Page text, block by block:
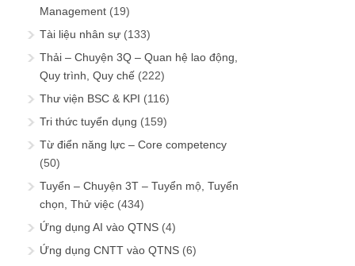
Management (19)
Tài liệu nhân sự (133)
Thải – Chuyện 3Q – Quan hệ lao động,
Quy trình, Quy chế (222)
Thư viện BSC & KPI (116)
Tri thức tuyển dụng (159)
Từ điển năng lực – Core competency
(50)
Tuyển – Chuyện 3T – Tuyển mộ, Tuyển
chọn, Thử việc (434)
Ứng dụng AI vào QTNS (4)
Ứng dụng CNTT vào QTNS (6)